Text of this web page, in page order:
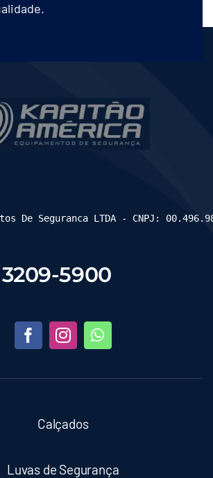
3209-5900
Calçados
Luvas de Segurança
De Seguranca LTDA - CNPJ: